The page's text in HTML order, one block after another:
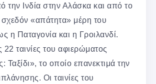
την Ινδία στην Αλάσκα και από το
σχεδόν «απάτητα» μέρη του
η Παταγονία και η Γροιλανδί.
ταινίες του αφιερώματος
Ταξίδι», το οποίο επανεκτιμά την
Οι ταινίες του